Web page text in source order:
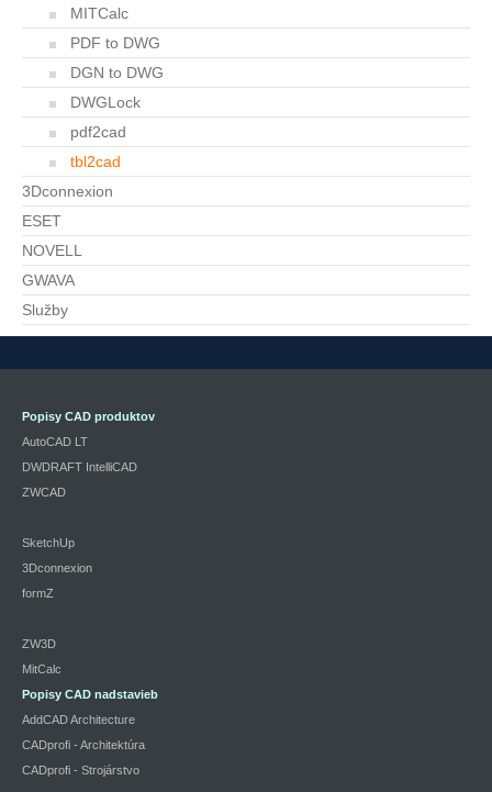
MITCalc
PDF to DWG
DGN to DWG
DWGLock
pdf2cad
tbl2cad
3Dconnexion
ESET
NOVELL
GWAVA
Služby
Popisy CAD produktov
AutoCAD LT
DWDRAFT IntelliCAD
ZWCAD
SketchUp
3Dconnexion
formZ
ZW3D
MitCalc
Popisy CAD nadstavieb
AddCAD Architecture
CADprofi - Architektúra
CADprofi - Strojárstvo